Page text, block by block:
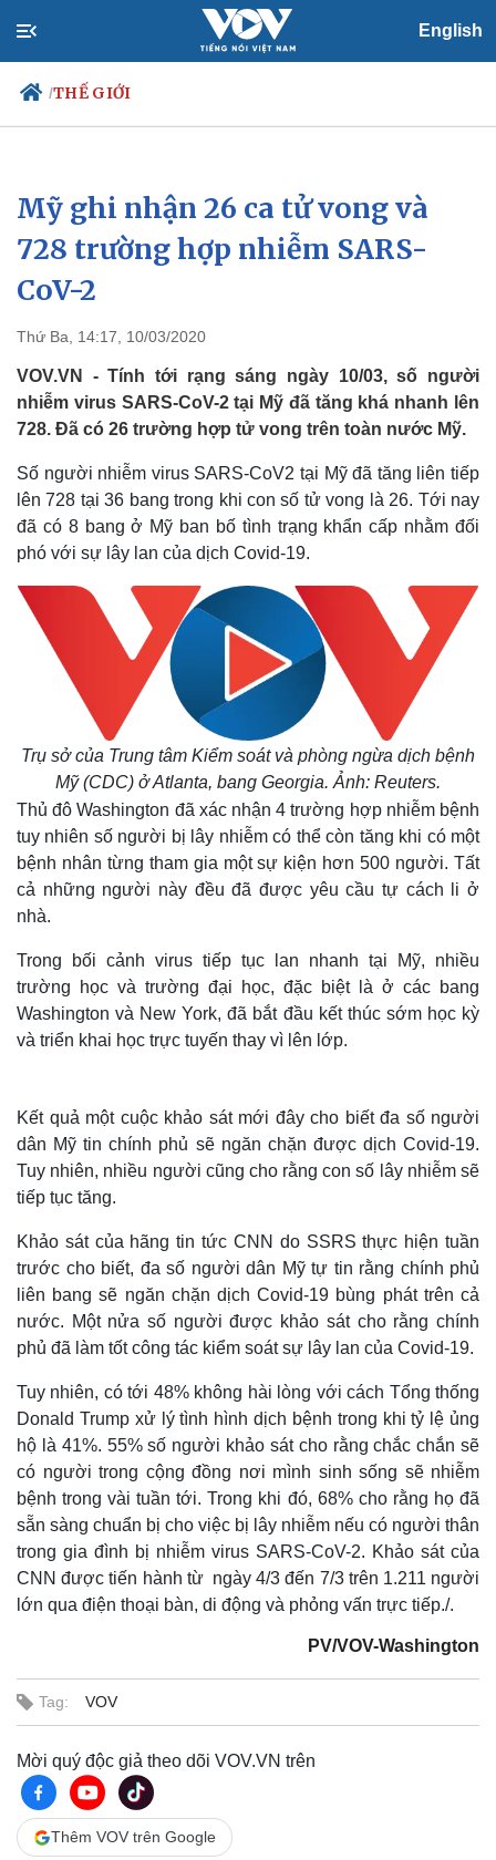
English
/THẾ GIỚI
Chính trị
Đảng
Tổ chức nhân sự
Quốc hội
Xã hội
Tin 24h
Dự báo thời tiết
Thế giới
Quan sát
Cuộc sống đó đây
Mỹ ghi nhận 26 ca tử vong và
728 trường hợp nhiễm SARS-
CoV-2
Thứ Ba, 14:17, 10/03/2020
VOV.VN - Tính tới rạng sáng ngày 10/03, số người
nhiễm virus SARS-CoV-2 tại Mỹ đã tăng khá nhanh lên
728. Đã có 26 trường hợp tử vong trên toàn nước Mỹ.
Số người nhiễm virus SARS-CoV2 tại Mỹ đã tăng liên tiếp
lên 728 tại 36 bang trong khi con số tử vong là 26. Tới nay
đã có 8 bang ở Mỹ ban bố tình trạng khẩn cấp nhằm đối
phó với sự lây lan của dịch Covid-19.
Trụ sở của Trung tâm Kiểm soát và phòng ngừa dịch bệnh
Mỹ (CDC) ở Atlanta, bang Georgia. Ảnh: Reuters.
Thủ đô Washington đã xác nhận 4 trường hợp nhiễm bệnh
tuy nhiên số người bị lây nhiễm có thể còn tăng khi có một
bệnh nhân từng tham gia một sự kiện hơn 500 người. Tất
cả những người này đều đã được yêu cầu tự cách li ở
nhà.
Trong bối cảnh virus tiếp tục lan nhanh tại Mỹ, nhiều
trường học và trường đại học, đặc biệt là ở các bang
Washington và New York, đã bắt đầu kết thúc sớm học kỳ
và triển khai học trực tuyến thay vì lên lớp.
Kết quả một cuộc khảo sát mới đây cho biết đa số người
dân Mỹ tin chính phủ sẽ ngăn chặn được dịch Covid-19.
Tuy nhiên, nhiều người cũng cho rằng con số lây nhiễm sẽ
tiếp tục tăng.
Khảo sát của hãng tin tức CNN do SSRS thực hiện tuần
trước cho biết, đa số người dân Mỹ tự tin rằng chính phủ
liên bang sẽ ngăn chặn dịch Covid-19 bùng phát trên cả
nước. Một nửa số người được khảo sát cho rằng chính
phủ đã làm tốt công tác kiểm soát sự lây lan của Covid-19.
Tuy nhiên, có tới 48% không hài lòng với cách Tổng thống
Donald Trump xử lý tình hình dịch bệnh trong khi tỷ lệ ủng
hộ là 41%. 55% số người khảo sát cho rằng chắc chắn sẽ
có người trong cộng đồng nơi mình sinh sống sẽ nhiễm
bệnh trong vài tuần tới. Trong khi đó, 68% cho rằng họ đã
sẵn sàng chuẩn bị cho việc bị lây nhiễm nếu có người thân
trong gia đình bị nhiễm virus SARS-CoV-2. Khảo sát của
CNN được tiến hành từ ngày 4/3 đến 7/3 trên 1.211 người
lớn qua điện thoại bàn, di động và phỏng vấn trực tiếp./.
PV/VOV-Washington
Tag: VOV
Mời quý độc giả theo dõi VOV.VN trên
Thêm VOV trên Google